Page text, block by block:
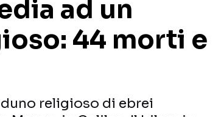
ad un
44 morti e
religioso di ebrei